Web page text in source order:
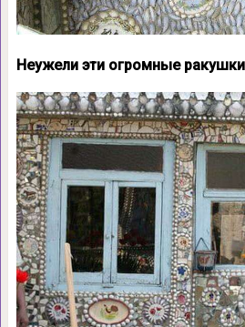
Неужели эти огромные